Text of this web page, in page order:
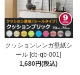
クッションレンガ壁紙シ
ール [cb-qb-001]
1,680円(税込)